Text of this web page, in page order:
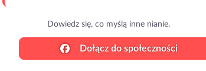
Dowiedz się, co myślą inne nianie.
Dołącz do społeczności